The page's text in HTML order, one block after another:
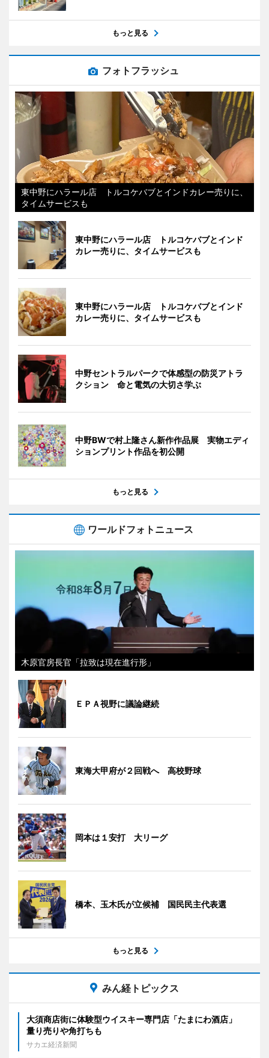
もっと見る
フォトフラッシュ
東中野にハラール店 トルコケバブとインドカレー売りに、
タイムサービスも
東中野にハラール店 トルコケバブとインド
カレー売りに、タイムサービスも
東中野にハラール店 トルコケバブとインド
カレー売りに、タイムサービスも
中野セントラルパークで体感型の防災アトラ
クション 命と電気の大切さ学ぶ
中野BWで村上隆さん新作作品展 実物エディ
ションプリント作品を初公開
もっと見る
ワールドフォトニュース
木原官房長官「拉致は現在進行形」
ＥＰＡ視野に議論継続
東海大甲府が２回戦へ 高校野球
岡本は１安打 大リーグ
橋本、玉木氏が立候補 国民民主代表選
もっと見る
みん経トピックス
大須商店街に体験型ウイスキー専門店「たまにわ酒店」
量り売りや角打ちも
サカエ経済新聞